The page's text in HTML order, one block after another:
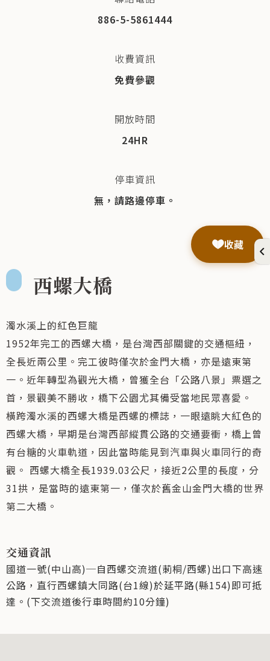
886-5-5861444
收費資訊
免費參觀
開放時間
24HR
停車資訊
無，請路邊停車。
西螺大橋
濁水溪上的紅色巨龍
1952年完工的西螺大橋，是台灣西部關鍵的交通樞紐，
全長近兩公里。完工彼時僅次於金門大橋，亦是遠東第
一。近年轉型為觀光大橋，曾獲全台「公路八景」票選之
首，景觀美不勝收，橋下公園尤其備受當地民眾喜愛。
橫跨濁水溪的西螺大橋是西螺的標誌，一眼遠眺大紅色的
西螺大橋，早期是台灣西部縱貫公路的交通要衝，橋上曾
有台糖的火車軌道，因此當時能見到汽車與火車同行的奇
觀。 西螺大橋全長1939.03公尺，接近2公里的長度，分
31拱，是當時的遠東第一，僅次於舊金山金門大橋的世界
第二大橋。
交通資訊
國道一號(中山高)─自西螺交流道(莿桐/西螺)出口下高速
公路，直行西螺鎮大同路(台1線)於延平路(縣154)即可抵
達。(下交流道後行車時間約10分鐘)
收藏